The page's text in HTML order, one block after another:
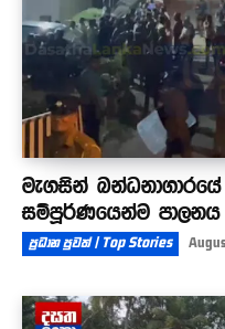
මැගසින්
සම්පූර්ණයෙන්ම පාලනය
ප්‍රධාන පුවත් | Top Stories